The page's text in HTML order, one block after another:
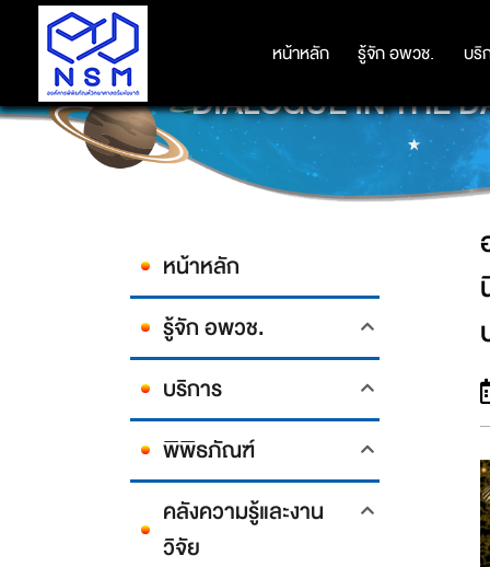
หน้าหลัก รู้จัก อพวช. บริ
หน้าหลัก รู้จัก อพวช. บริ
องค์การพิพิธภัณฑ์วิทยาศาสตร์
DIALOGUE IN THE
หน้าหลัก
รู้จัก อพวช.
บริการ
พิพิธภัณฑ์
คลังความรู้และงาน
วิจัย